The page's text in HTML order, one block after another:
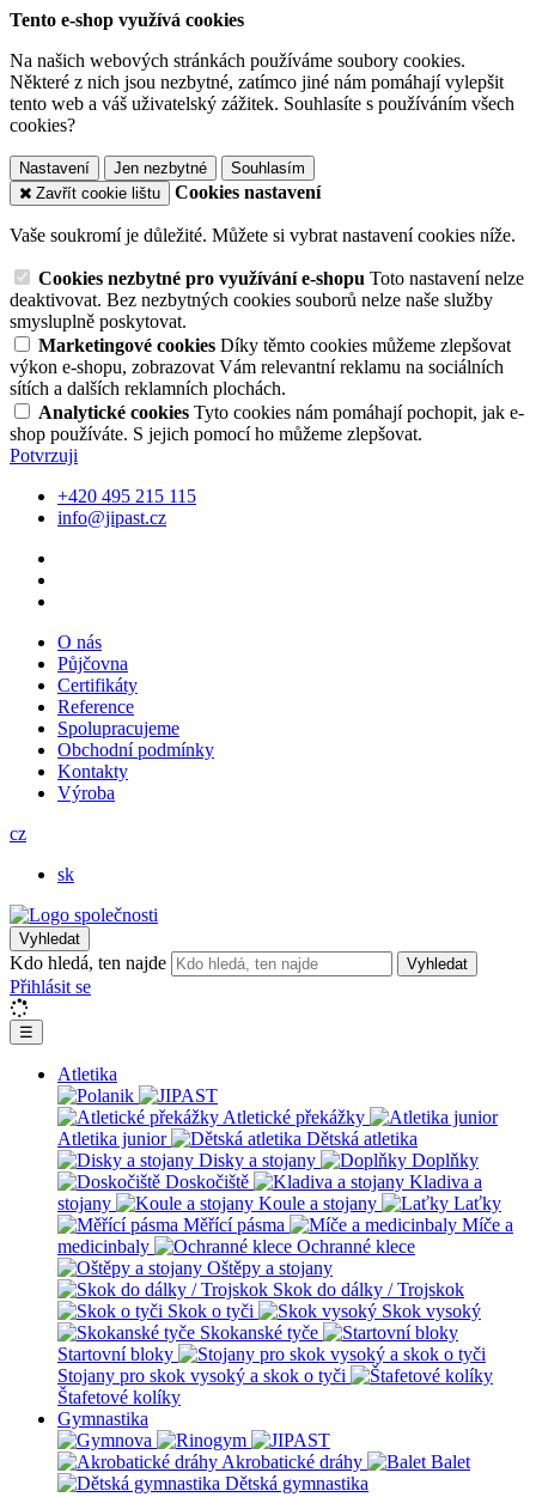
Tento e-shop využívá cookies
Na našich webových stránkách používáme soubory cookies.
Některé z nich jsou nezbytné, zatímco jiné nám pomáhají vylepšit
tento web a váš uživatelský zážitek. Souhlasíte s používáním všech
cookies?
Nastavení Jen nezbytné
Souhlasím
Zavřít cookie lištu
Cookies nastavení
Vaše soukromí je důležité. Můžete si vybrat nastavení cookies níže.
Cookies nezbytné pro využívání e-shopu Toto nastavení nelze
deaktivovat. Bez nezbytných cookies souborů nelze naše služby
smysluplně poskytovat.
Marketingové cookies Díky těmto cookies můžeme zlepšovat
výkon e-shopu, zobrazovat Vám relevantní reklamu na sociálních
sítích a dalších reklamních plochách.
Analytické cookies Tyto cookies nám pomáhají pochopit, jak e-
shop používáte. S jejich pomocí ho můžeme zlepšovat.
Potvrzuji
+420 495 215 115
info@jipast.cz
O nás
Půjčovna
Certifikáty
Reference
Spolupracujeme
Obchodní podmínky
Kontakty
Výroba
cz
sk
Vyhledat
Kdo hledá, ten najde Vyhledat
Přihlásit se
☰
Atletika
Atletické překážky
Atletika junior
Dětská atletika
Disky a stojany
Doplňky
Doskočiště
Kladiva a
stojany
Koule a stojany
Laťky
Měřící pásma
Míče a
medicinbaly
Ochranné klece
Oštěpy a stojany
Skok do dálky / Trojskok
Skok o tyči
Skok vysoký
Skokanské tyče
Startovní bloky
Stojany pro skok vysoký a skok o tyči
Štafetové kolíky
Gymnastika
Akrobatické dráhy
Balet
Dětská gymnastika